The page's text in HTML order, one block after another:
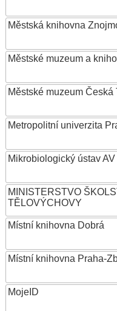
Městská knihovna
Městské muzeum a
Městské muzeum Česká
Metropolitní univerzita
Mikrobiologický ústav AV
MINISTERSTVO
TĚLOVÝCHOVY
Místní knihovna Dobrá
Místní knihovna Praha-
MojeID